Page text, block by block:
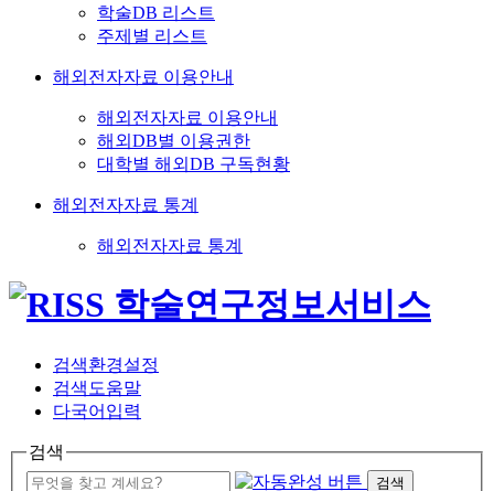
학술DB 리스트
주제별 리스트
해외전자자료 이용안내
해외전자자료 이용안내
해외DB별 이용권한
대학별 해외DB 구독현황
해외전자자료 통계
해외전자자료 통계
검색환경설정
검색도움말
다국어입력
검색
검색